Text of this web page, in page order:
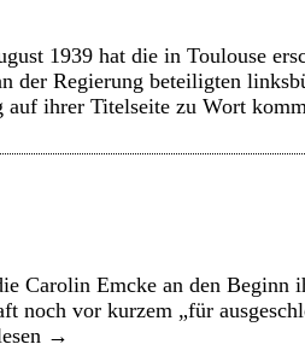
1939 hat die in Toulouse
der Regierung beteiligten
auf ihrer Titelseite zu Wort
Carolin Emcke an den Beginn
noch vor kurzem „für
→